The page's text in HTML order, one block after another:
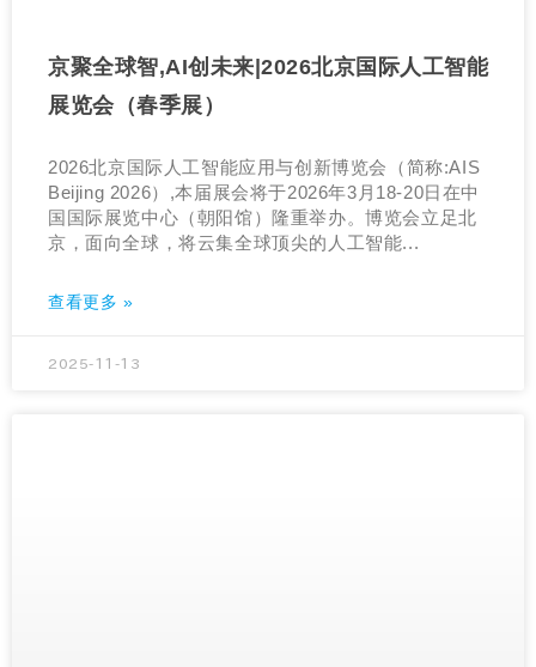
京聚全球智,AI创未来|2026北京国际人工智能
展览会（春季展）
2026北京国际人工智能应用与创新博览会（简称:AIS
Beijing 2026）,本届展会将于2026年3月18-20日在中
国国际展览中心（朝阳馆）隆重举办。博览会立足北
京，面向全球，将云集全球顶尖的人工智能...
查看更多 »
2025-11-13